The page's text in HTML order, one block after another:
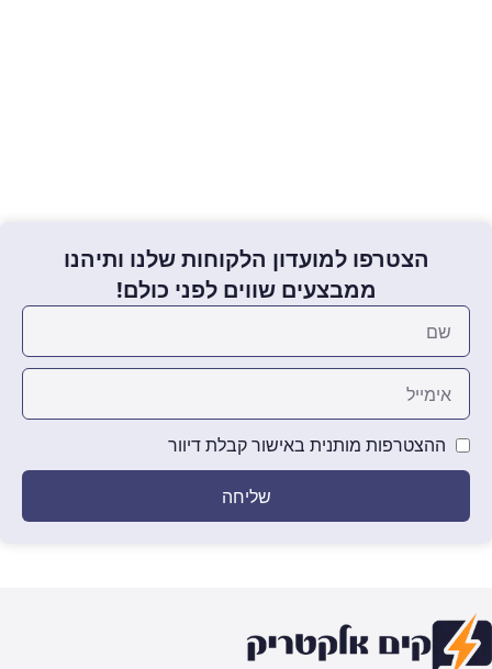
הצטרפו למועדון הלקוחות שלנו ותיהנו
ממבצעים שווים לפני כולם!
ההצטרפות מותנית באישור קבלת דיוור
שליחה